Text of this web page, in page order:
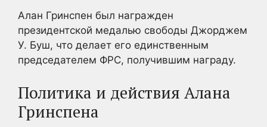
Алан Гринспен был награжден
президентской медалью свободы Джорджем
У. Буш, что делает его единственным
председателем ФРС, получившим награду.
Политика и действия Алана
Гринспена